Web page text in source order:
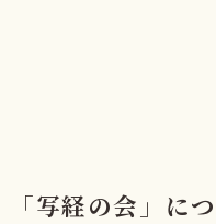
「写経の会」に